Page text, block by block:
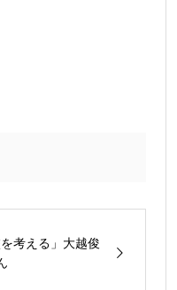
考える」大越俊